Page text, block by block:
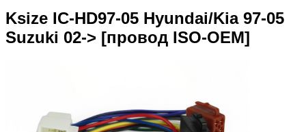
Ksize IC-HD97-05 Hyundai/Kia 97-05
Suzuki 02-> [провод ISO-OEM]